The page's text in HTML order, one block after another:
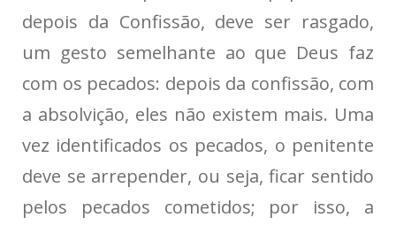
depois da Confissão, deve ser rasgado,
um gesto semelhante ao que Deus faz
com os pecados: depois da confissão, com
a absolvição, eles não existem mais. Uma
vez identificados os pecados, o penitente
deve se arrepender, ou seja, ficar sentido
pelos pecados cometidos; por isso, a